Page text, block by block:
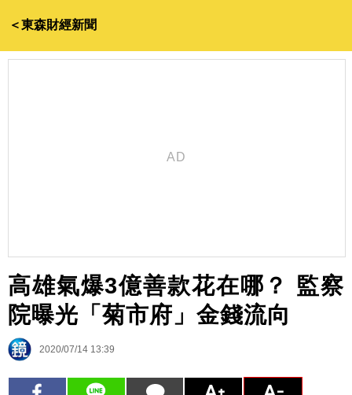
＜東森財經新聞
高雄氣爆3億善款花在哪？ 監察
院曝光「菊市府」金錢流向
2020/07/14 13:39